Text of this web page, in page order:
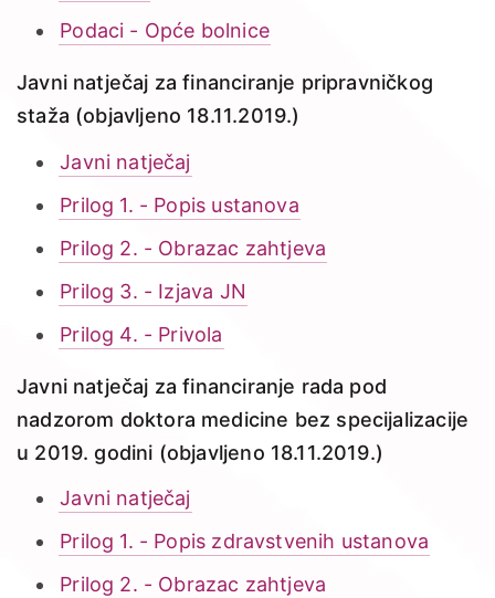
Podaci - Opće bolnice
Javni natječaj za financiranje pripravničkog
staža (objavljeno 18.11.2019.)
Javni natječaj
Prilog 1. - Popis ustanova
Prilog 2. - Obrazac zahtjeva
Prilog 3. - Izjava JN
Prilog 4. - Privola
Javni natječaj za financiranje rada pod
nadzorom doktora medicine bez specijalizacije
u 2019. godini (objavljeno 18.11.2019.)
Javni natječaj
Prilog 1. - Popis zdravstvenih ustanova
Prilog 2. - Obrazac zahtjeva